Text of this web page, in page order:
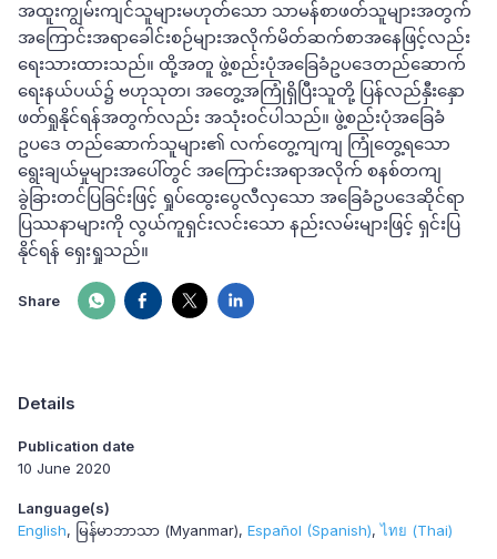
အထူးကျွမ်းကျင်သူများမဟုတ်သော သာမန်စာဖတ်သူများအတွက်
အကြောင်းအရာခေါင်းစဉ်များအလိုက်မိတ်ဆက်စာအနေဖြင့်လည်း
ရေးသားထားသည်။ ထို့အတူ ဖွဲ့စည်းပုံအခြေခံဥပဒေတည်ဆောက်
ရေးနယ်ပယ်၌ ဗဟုသုတ၊ အတွေ့အကြုံရှိပြီးသူတို့ ပြန်လည်နှီးနှော
ဖတ်ရှုနိုင်ရန်အတွက်လည်း အသုံးဝင်ပါသည်။ ဖွဲ့စည်းပုံအခြေခံ
ဥပဒေ တည်ဆောက်သူများ၏ လက်တွေ့ကျကျ ကြုံတွေ့ရသော
ရွေးချယ်မှုများအပေါ်တွင် အကြောင်းအရာအလိုက် စနစ်တကျ
ခွဲခြားတင်ပြခြင်းဖြင့် ရှုပ်ထွေးပွေလီလှသော အခြေခံဥပဒေဆိုင်ရာ
ပြဿနာများကို လွယ်ကူရှင်းလင်းသော နည်းလမ်းများဖြင့် ရှင်းပြ
နိုင်ရန် ရှေးရှုသည်။
Share
Details
Publication date
10 June 2020
Language(s)
English
မြန်မာဘာသာ (Myanmar) Español (Spanish) ไทย (Thai)